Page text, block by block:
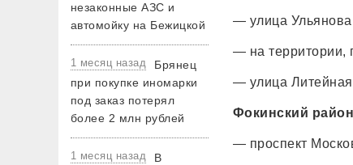
незаконные АЗС и
автомойку на Бежицкой
1 месяц назад
Брянец
при покупке иномарки
под заказ потерял
более 2 млн рублей
1 месяц назад
В
— улица
— на территории,
— улица
Фокинский
— проспект